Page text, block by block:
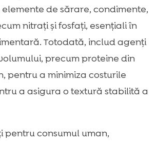
de sărare, condimente,
nitrați și fosfați, esențiali în
Totodată, includ agenți
precum proteine din
pentru a minimiza costurile
a asigura o textură stabilită a
pentru consumul uman,